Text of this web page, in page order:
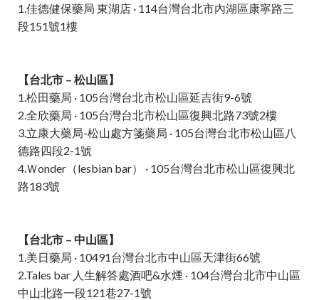
1.佳德健保藥局 東湖店 · 114台灣台北市內湖區康寧路三
段151號1樓
【台北市 – 松山區】
1.松田藥局 · 105台灣台北市松山區延吉街9-6號
2.全欣藥局 · 105台灣台北市松山區復興北路73號2樓
3.立康大藥局-松山處方箋藥局 · 105台灣台北市松山區八
德路四段2-1號
4.Ｗonder（lesbian bar） · 105台灣台北市松山區復興北
路183號
【台北市 – 中山區】
1.美日藥局 · 10491台灣台北市中山區天津街66號
2.Tales bar 人生解答處酒吧&水煙 · 104台灣台北市中山區
中山北路一段121巷27-1號